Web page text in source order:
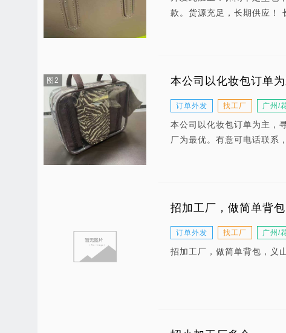
款。货源充足，长期供应！
图2 本公司以化妆包订单
订单外发 找工厂 广州/
本公司以化妆包订单为主，
厂为最优。有意可电话联系
招加工厂，做简单背包
订单外发 找工厂 广州/
招加工厂，做简单背包，义